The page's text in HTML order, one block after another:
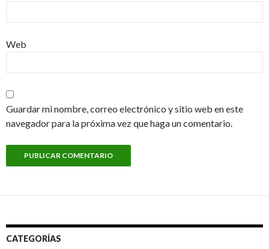
Web
Guardar mi nombre, correo electrónico y sitio web en este
navegador para la próxima vez que haga un comentario.
CATEGORÍAS